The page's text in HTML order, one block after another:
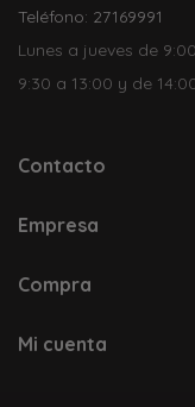
Teléfono: 27169991
Lunes a jueves de
9:30 a 13:00 y de
Contacto
Empresa
Compra
Mi cuenta